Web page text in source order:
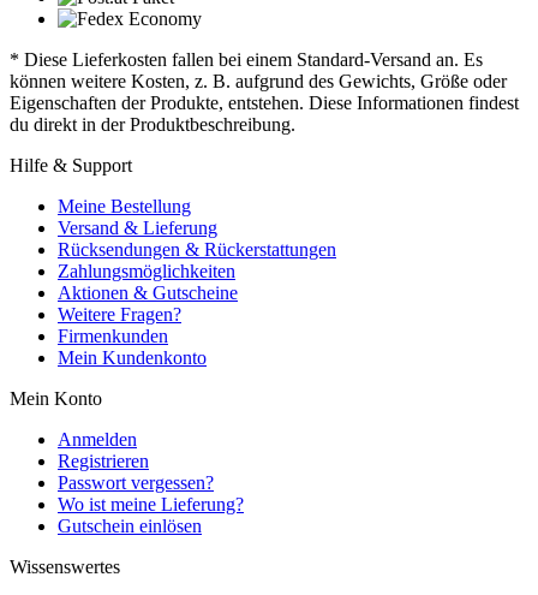
* Diese Lieferkosten fallen bei einem Standard-Versand an. Es
können weitere Kosten, z. B. aufgrund des Gewichts, Größe oder
Eigenschaften der Produkte, entstehen. Diese Informationen findest
du direkt in der Produktbeschreibung.
Hilfe & Support
Meine Bestellung
Versand & Lieferung
Rücksendungen & Rückerstattungen
Zahlungsmöglichkeiten
Aktionen & Gutscheine
Weitere Fragen?
Firmenkunden
Mein Kundenkonto
Mein Konto
Anmelden
Registrieren
Passwort vergessen?
Wo ist meine Lieferung?
Gutschein einlösen
Wissenswertes